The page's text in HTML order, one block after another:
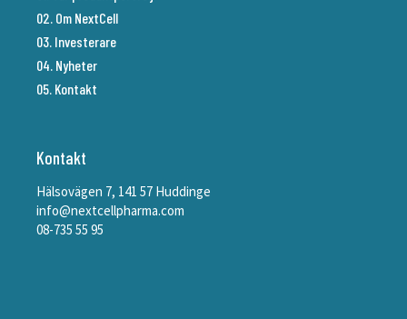
02. Om NextCell
03. Investerare
04. Nyheter
05. Kontakt
Kontakt
Hälsovägen 7, 141 57 Huddinge
info@nextcellpharma.com
08-735 55 95